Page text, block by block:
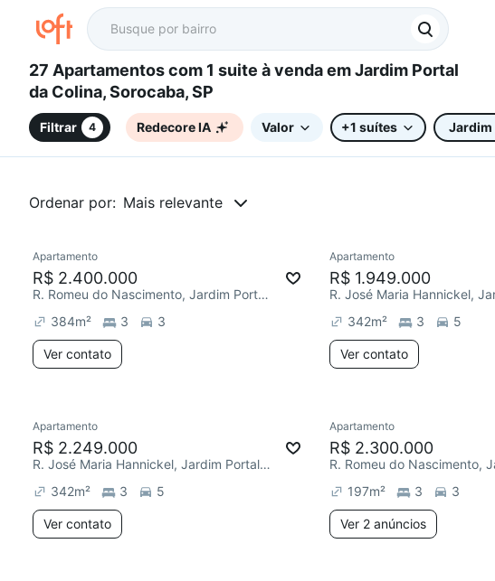
27 Apartamentos com 1 suite à venda em Jardim Portal
da Colina, Sorocaba, SP
Filtrar 4 Redecore IA Valor +1 suítes Jardim
Ordenar por: Mais relevante
Apartamento
R$ 2.400.000
R. Romeu do Nascimento, Jardim Portal da Colina
384m² 3 3
Ver contato
Chegou este mês
Apartamento
R$ 1.949.000
342m² 3 5
Ver contato
Chegou este mês
Apartamento
R$ 2.249.000
R. José Maria Hannickel, Jardim Portal da Colina
342m² 3 5
Ver contato
Apartamento
R$ 2.300.000
197m² 3 3
Ver 2 anúncios